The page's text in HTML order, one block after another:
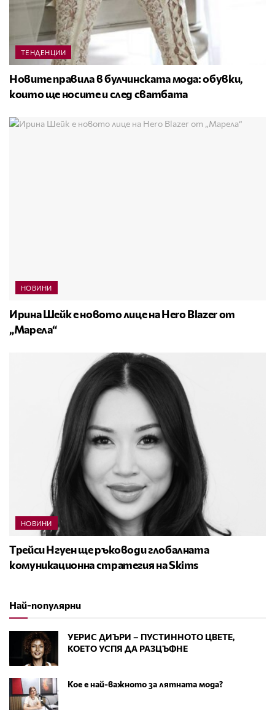
ТЕНДЕНЦИИ
Новите правила в булчинската мода: обувки,
които ще носите и след сватбата
НОВИНИ
Ирина Шейк е новото лице на Hero Blazer от
„Марела“
НОВИНИ
Трейси Нгуен ще ръководи глобалната
комуникационна стратегия на Skims
Най-популярни
УЕРИС ДИЪРИ – ПУСТИННОТО ЦВЕТЕ,
КОЕТО УСПЯ ДА РАЗЦЪФНЕ
Кое е най-важното за лятната мода?